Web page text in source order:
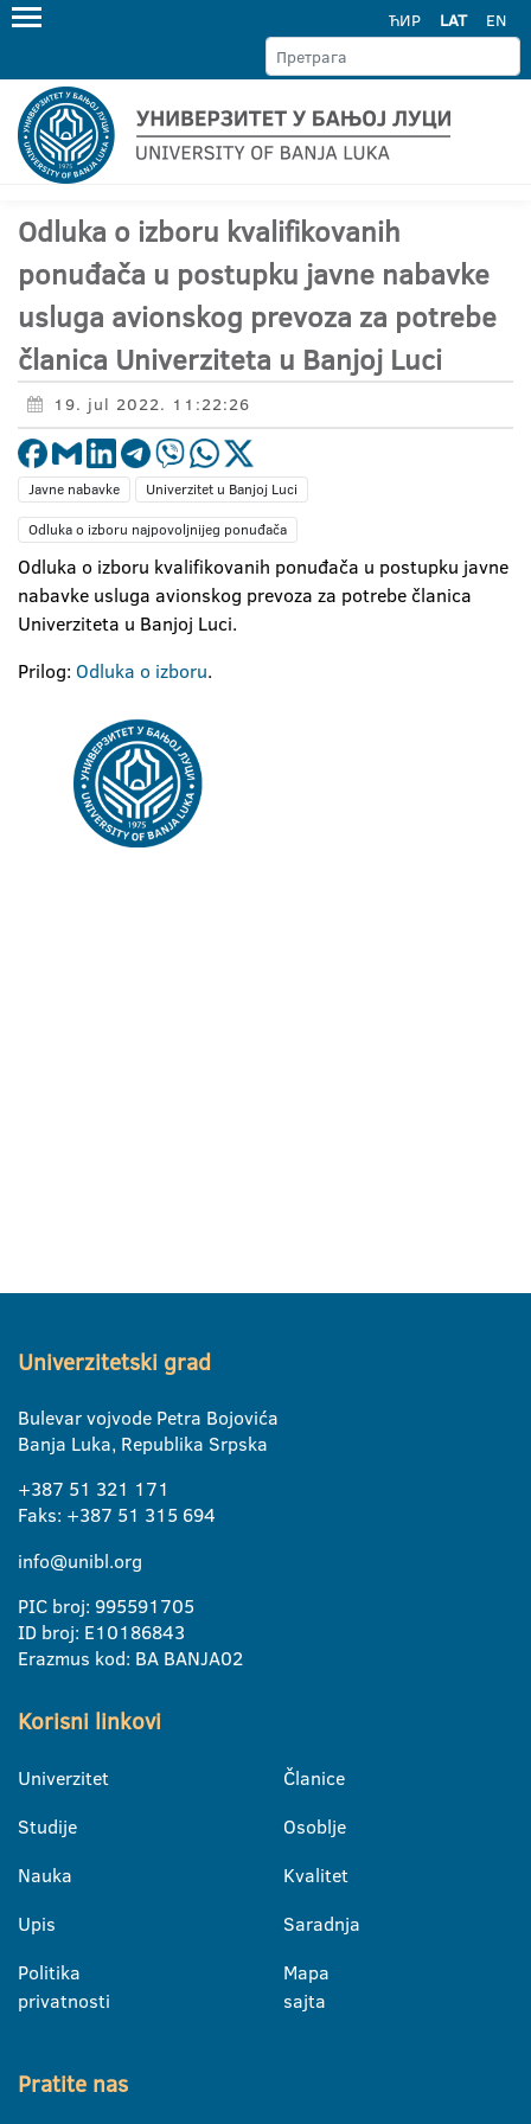
ЋИР LAT EN
Odluka o izboru kvalifikovanih
ponuđača u postupku javne nabavke
usluga avionskog prevoza za potrebe
članica Univerziteta u Banjoj Luci
19. jul 2022. 11:22:26
Javne nabavke
Univerzitet u Banjoj Luci
Odluka o izboru najpovoljnijeg ponuđača
Odluka o izboru kvalifikovanih ponuđača u postupku javne
nabavke usluga avionskog prevoza za potrebe članica
Univerziteta u Banjoj Luci.
Prilog: Odluka o izboru.
Univerzitetski grad
Bulevar vojvode Petra Bojovića
Banja Luka, Republika Srpska
+387 51 321 171
Faks: +387 51 315 694
info@unibl.org
PIC broj: 995591705
ID broj: E10186843
Erazmus kod: BA BANJA02
Korisni linkovi
Univerzitet
Studije
Nauka
Upis
Politika
privatnosti
Članice
Osoblje
Kvalitet
Saradnja
Mapa
sajta
Pratite nas